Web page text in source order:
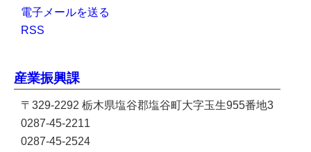
電子メールを送る
RSS
産業振興課
〒329-2292 栃木県塩谷郡塩谷町大字玉生955番地3
0287-45-2211
0287-45-2524